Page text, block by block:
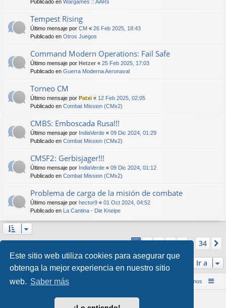
Este sitio web utiliza cookies para asegurar que
obtenga la mejor experiencia en nuestro sitio
web. Saber más
Publicado en Wargames :: AARs
Tempest Rising
Último mensaje por CM « 26 Feb 2025, 18:43
Publicado en Otros Juegos
Command Modern Operations: Fail Safe
Último mensaje por Hetzer « 25 Feb 2025, 17:03
Publicado en Guerra Moderna Aeronaval
Torneo CM
Último mensaje por Patxi « 12 Feb 2025, 02:05
Publicado en Combat Mission (CMx2)
CMBS: Emboscada Rusa!!!
Último mensaje por IndiaVerde « 09 Dic 2024, 01:29
Publicado en Combat Mission (CMx2)
CMSF2: Gerbisjager!!!
Último mensaje por IndiaVerde « 09 Dic 2024, 01:12
Publicado en Combat Mission (CMx2)
Problema de carga de la misión de combate
Último mensaje por hector9 « 01 Oct 2024, 04:52
Publicado en La Cantina - Die Kneipe
Página1de34
1 2 3 4 5 … 34
Ir a
Inicio (Web) Foro Punta de Lanza Wargames Contáctenos
Desarrollado porphpBB® Forum Software © phpBB Limited